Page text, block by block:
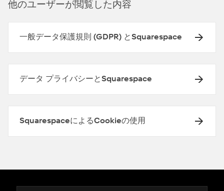
他のユ⁠ーザ⁠ーが閲覧した内容
一般データ保護規則 (GDPR) とSquarespace
データ プライバシーとSquarespace
SquarespaceによるCookieの使用